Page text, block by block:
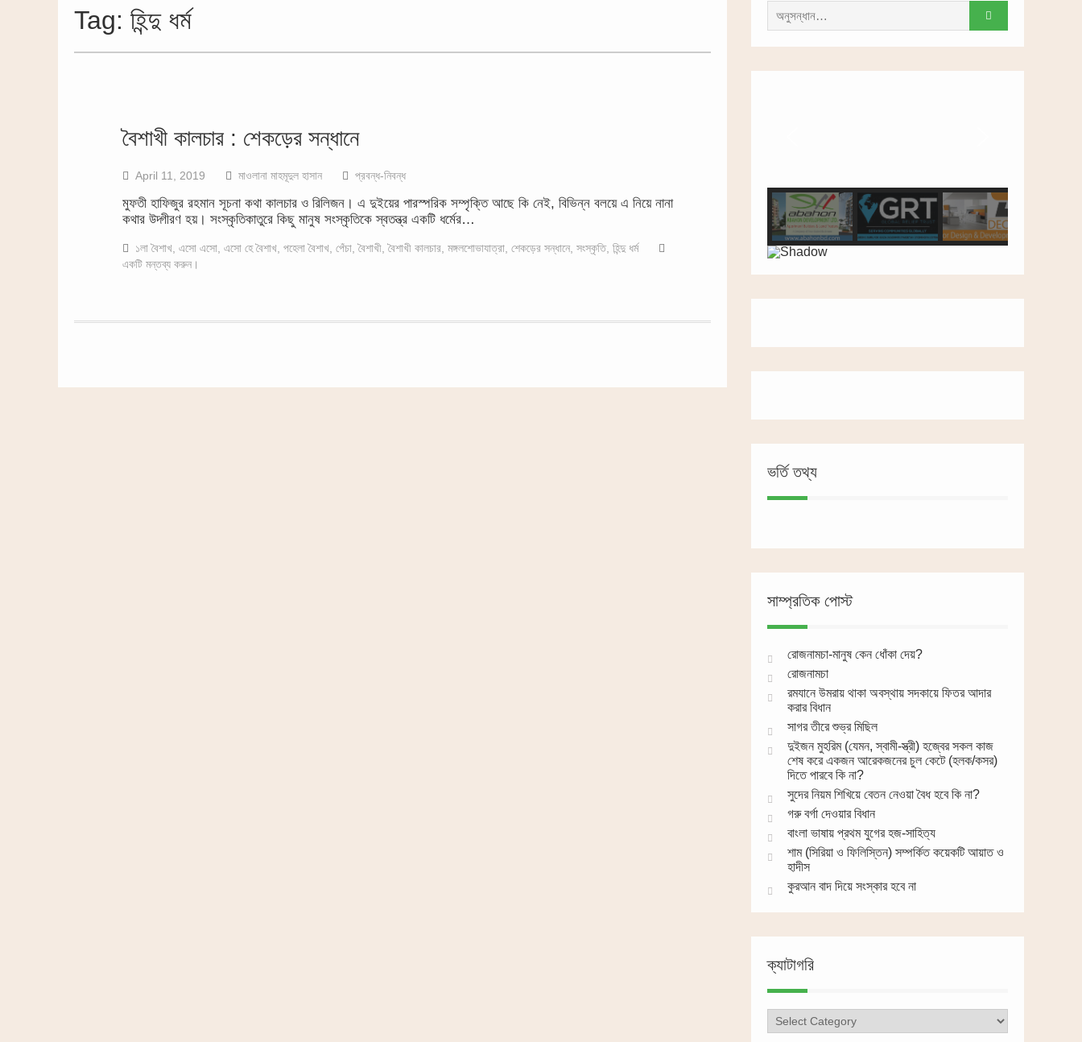
Tag: হিন্দু ধর্ম
বৈশাখী কালচার : শেকড়ের সন্ধানে
April 11, 2019 মাওলানা মাহমূদুল হাসান প্রবন্ধ-নিবন্ধ
মুফতী হাফিজুর রহমান সূচনা কথা কালচার ও রিলিজন। এ দুইয়ের পারস্পরিক সম্পৃক্তি আছে কি নেই, বিভিন্ন বলয়ে এ নিয়ে নানা
কথার উদ্গীরণ হয়। সংস্কৃতিকাতুরে কিছু মানুষ সংস্কৃতিকে স্বতন্ত্র একটি ধর্মের…
১লা বৈশাখ এসো এসো এসো হে বৈশাখ পহেলা বৈশাখ পেঁচা ,বৈশাখী ,বৈশাখী কালচার মঙ্গলশোভাযাত্রা শেকড়ের সন্ধানে সংস্কৃতি, হিন্দু ধর্ম
একটি মন্তব্য করুন।
করাঃ
ভর্তি তথ্য
সাম্প্রতিক পোস্ট
রোজনামচা-মানুষ কেন ধোঁকা দেয়?
রোজনামচা
রমযানে উমরায় থাকা অবস্থায় সদকায়ে ফিতর আদার
করার বিধান
সাগর তীরে শুভ্র মিছিল
দুইজন মুহরিম (যেমন, স্বামী-স্ত্রী) হজ্বের সকল কাজ
শেষ করে একজন আরেকজনের চুল কেটে (হলক/কসর)
দিতে পারবে কি না?
সুদের নিয়ম শিখিয়ে বেতন নেওয়া বৈধ হবে কি না?
গরু বর্গা দেওয়ার বিধান
বাংলা ভাষায় প্রথম যুগের হজ-সাহিত্য
শাম (সিরিয়া ও ফিলিস্তিন) সম্পর্কিত কয়েকটি আয়াত ও
হাদীস
কুরআন বাদ দিয়ে সংস্কার হবে না
ক্যাটাগরি
ক্যাটাগরি